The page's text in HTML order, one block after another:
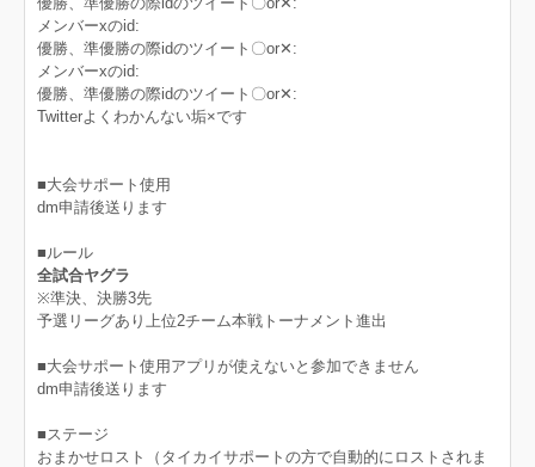
メンバーxのid:
優勝、準優勝の際idのツイート〇‪or✕‬:
メンバーxのid:
優勝、準優勝の際idのツイート〇‪or✕‬:
Twitterよくわかんない垢×です
■大会サポート使用
dm申請後送ります
■ルール
全試合ヤグラ
※準決、決勝3先
予選リーグあり上位2チーム本戦トーナメント進出
■大会サポート使用アプリが使えないと参加できません
dm申請後送ります
■ステージ
おまかせロスト（タイカイサポートの方で自動的にロストされま